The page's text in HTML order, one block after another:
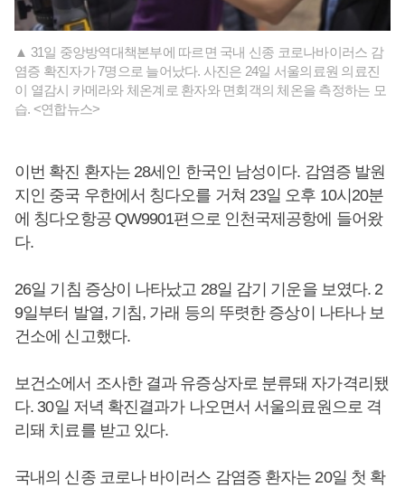
▲ 31일 중앙방역대책본부에 따르면 국내 신종 코로나바이러스 감
염증 확진자가 7명으로 늘어났다. 사진은 24일 서울의료원 의료진
이 열감시 카메라와 체온계로 환자와 면회객의 체온을 측정하는 모
습. <연합뉴스>
이번 확진 환자는 28세인 한국인 남성이다. 감염증 발원
지인 중국 우한에서 칭다오를 거쳐 23일 오후 10시20분
에 칭다오항공 QW9901편으로 인천국제공항에 들어왔
다.
26일 기침 증상이 나타났고 28일 감기 기운을 보였다. 2
9일부터 발열, 기침, 가래 등의 뚜렷한 증상이 나타나 보
건소에 신고했다.
보건소에서 조사한 결과 유증상자로 분류돼 자가격리됐
다. 30일 저녁 확진결과가 나오면서 서울의료원으로 격
리돼 치료를 받고 있다.
국내의 신종 코로나 바이러스 감염증 환자는 20일 첫 확